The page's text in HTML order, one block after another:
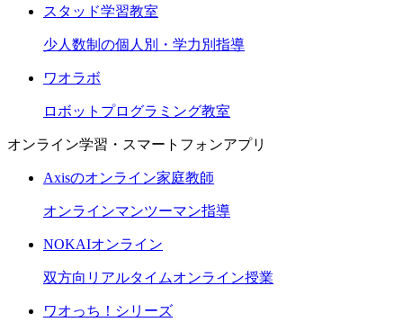
スタッド学習教室
少人数制の個人別・学力別指導
ワオラボ
ロボットプログラミング教室
オンライン学習・スマートフォンアプリ
Axisのオンライン家庭教師
オンラインマンツーマン指導
NOKAIオンライン
双方向リアルタイムオンライン授業
ワオっち！シリーズ